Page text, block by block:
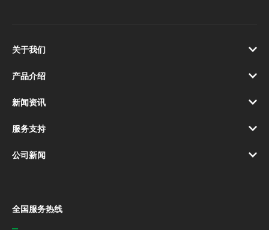
全国服务热线
关于我们
产品介绍
新闻资讯
服务支持
公司新闻